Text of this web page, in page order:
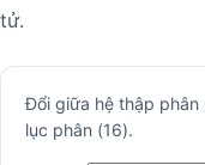
tử.
Máy
tính
Đổi giữa hệ thập phân
lục phân (16).